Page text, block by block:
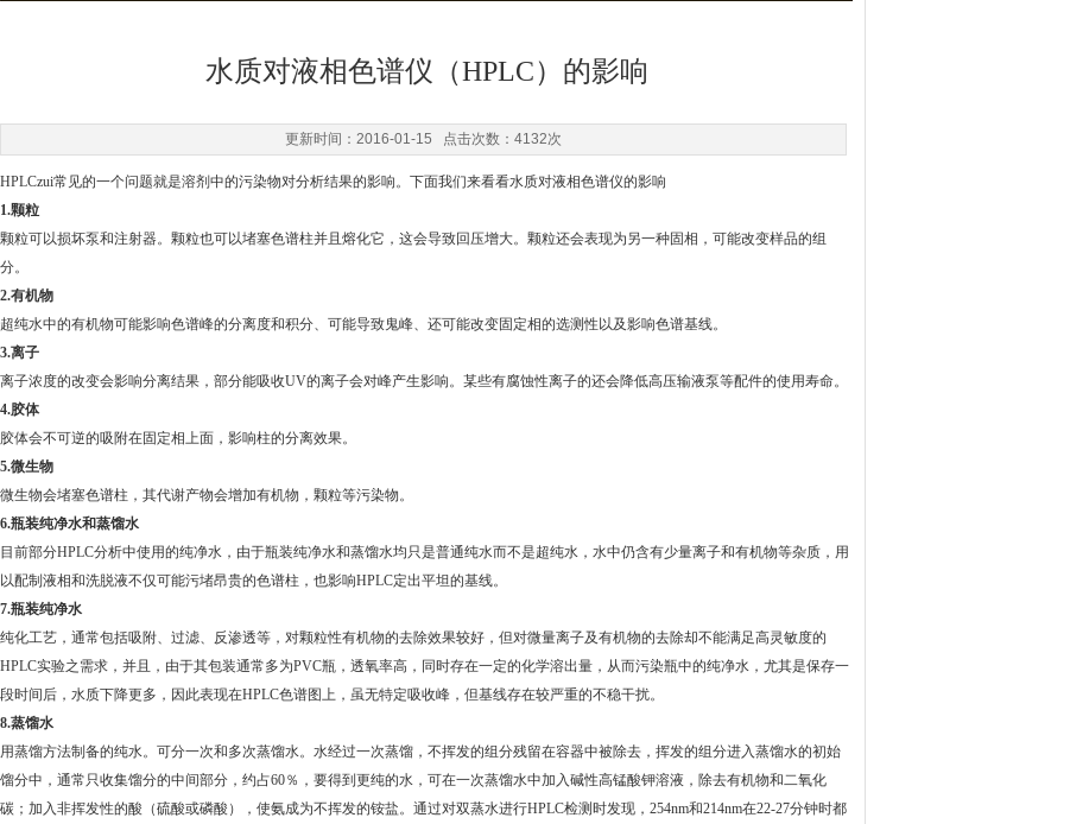
水质对液相色谱仪（HPLC）的影响
更新时间：2016-01-15 点击次数：4132次
HPLCzui常见的一个问题就是溶剂中的污染物对分析结果的影响。下面我们来看看水质对液相色谱仪的影响
1.颗粒
颗粒可以损坏泵和注射器。颗粒也可以堵塞色谱柱并且熔化它，这会导致回压增大。颗粒还会表现为另一种固相，可能改变样品的组
分。
2.有机物
超纯水中的有机物可能影响色谱峰的分离度和积分、可能导致鬼峰、还可能改变固定相的选测性以及影响色谱基线。
3.离子
离子浓度的改变会影响分离结果，部分能吸收UV的离子会对峰产生影响。某些有腐蚀性离子的还会降低高压输液泵等配件的使用寿命。
4.胶体
胶体会不可逆的吸附在固定相上面，影响柱的分离效果。
5.微生物
微生物会堵塞色谱柱，其代谢产物会增加有机物，颗粒等污染物。
6.瓶装纯净水和蒸馏水
目前部分HPLC分析中使用的纯净水，由于瓶装纯净水和蒸馏水均只是普通纯水而不是超纯水，水中仍含有少量离子和有机物等杂质，用
以配制液相和洗脱液不仅可能污堵昂贵的色谱柱，也影响HPLC定出平坦的基线。
7.瓶装纯净水
纯化工艺，通常包括吸附、过滤、反渗透等，对颗粒性有机物的去除效果较好，但对微量离子及有机物的去除却不能满足高灵敏度的
HPLC实验之需求，并且，由于其包装通常多为PVC瓶，透氧率高，同时存在一定的化学溶出量，从而污染瓶中的纯净水，尤其是保存一
段时间后，水质下降更多，因此表现在HPLC色谱图上，虽无特定吸收峰，但基线存在较严重的不稳干扰。
8.蒸馏水
用蒸馏方法制备的纯水。可分一次和多次蒸馏水。水经过一次蒸馏，不挥发的组分残留在容器中被除去，挥发的组分进入蒸馏水的初始
馏分中，通常只收集馏分的中间部分，约占60％，要得到更纯的水，可在一次蒸馏水中加入碱性高锰酸钾溶液，除去有机物和二氧化
碳；加入非挥发性的酸（硫酸或磷酸），使氨成为不挥发的铵盐。通过对双蒸水进行HPLC检测时发现， 254nm和214nm在22-27分钟时都